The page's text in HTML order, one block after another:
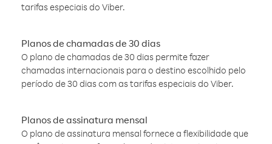
tarifas especiais do Viber.
Planos de chamadas de 30 dias
O plano de chamadas de 30 dias permite fazer
chamadas internacionais para o destino escolhido pelo
período de 30 dias com as tarifas especiais do Viber.
Planos de assinatura mensal
O plano de assinatura mensal fornece a flexibilidade que